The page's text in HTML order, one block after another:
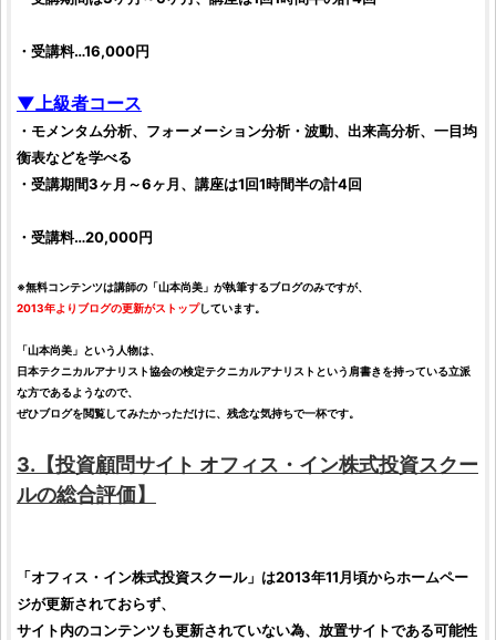
・受講料…16,000円
▼上級者コース
・モメンタム分析、フォーメーション分析・波動、出来高分析、一目均
衡表などを学べる
・受講期間3ヶ月～6ヶ月、講座は1回1時間半の計4回
・受講料…20,000円
※無料コンテンツは講師の「山本尚美 」が執筆するブログのみですが、
2013年よりブログの更新がストップしています。
「山本尚美 」という人物は、
日本テクニカルアナリスト協会の検定テクニカルアナリストという肩書きを持っている立派
な方であるようなので、
ぜひブログを閲覧してみたかっただけに、残念な気持ちで一杯です。
3.【投資顧問サイト オフィス・イン株式投資スクー
ルの総合評価】
「オフィス・イン株式投資スクール」は2013年11月頃からホームペー
ジが更新されておらず、
サイト内のコンテンツも更新されていない為、放置サイトである可能性